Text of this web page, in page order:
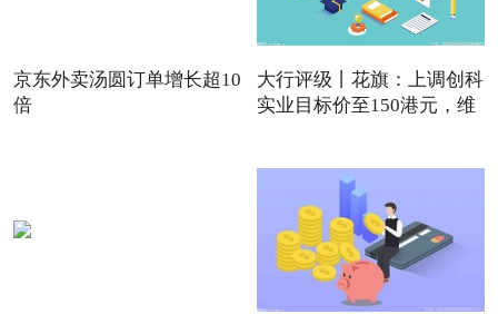
京东外卖汤圆订单增长超10
倍
大行评级丨花旗：上调创科
实业目标价至150港元，维